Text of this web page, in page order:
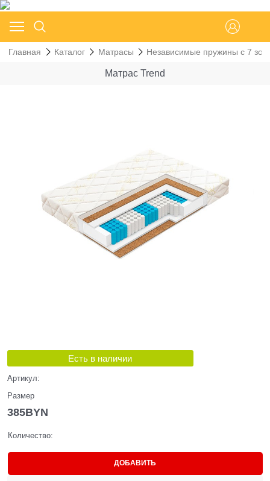
Главная Каталог Матрасы Независимые пружины с 7
Матрас Trend
Есть в наличии
Артикул:
Размер
385BYN
Количество:
ДОБАВИТЬ